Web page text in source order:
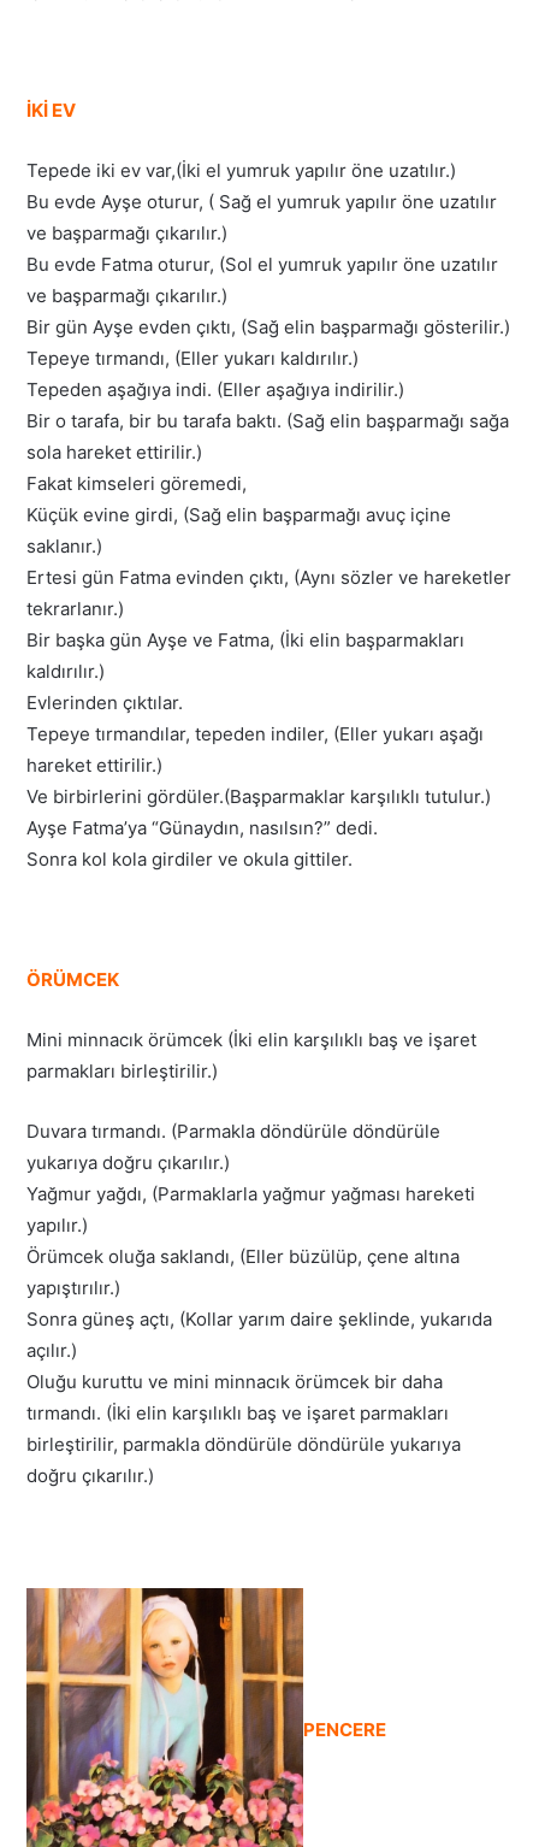
İKİ EV
Tepede iki ev var,(İki el yumruk yapılır öne uzatılır.)
Bu evde Ayşe oturur, ( Sağ el yumruk yapılır öne uzatılır
ve başparmağı çıkarılır.)
Bu evde Fatma oturur, (Sol el yumruk yapılır öne uzatılır
ve başparmağı çıkarılır.)
Bir gün Ayşe evden çıktı, (Sağ elin başparmağı gösterilir.)
Tepeye tırmandı, (Eller yukarı kaldırılır.)
Tepeden aşağıya indi. (Eller aşağıya indirilir.)
Bir o tarafa, bir bu tarafa baktı. (Sağ elin başparmağı sağa
sola hareket ettirilir.)
Fakat kimseleri göremedi,
Küçük evine girdi, (Sağ elin başparmağı avuç içine
saklanır.)
Ertesi gün Fatma evinden çıktı, (Aynı sözler ve hareketler
tekrarlanır.)
Bir başka gün Ayşe ve Fatma, (İki elin başparmakları
kaldırılır.)
Evlerinden çıktılar.
Tepeye tırmandılar, tepeden indiler, (Eller yukarı aşağı
hareket ettirilir.)
Ve birbirlerini gördüler.(Başparmaklar karşılıklı tutulur.)
Ayşe Fatma’ya “Günaydın, nasılsın?” dedi.
Sonra kol kola girdiler ve okula gittiler.
ÖRÜMCEK
Mini minnacık örümcek (İki elin karşılıklı baş ve işaret
parmakları birleştirilir.)
Duvara tırmandı. (Parmakla döndürüle döndürüle
yukarıya doğru çıkarılır.)
Yağmur yağdı, (Parmaklarla yağmur yağması hareketi
yapılır.)
Örümcek oluğa saklandı, (Eller büzülüp, çene altına
yapıştırılır.)
Sonra güneş açtı, (Kollar yarım daire şeklinde, yukarıda
açılır.)
Oluğu kuruttu ve mini minnacık örümcek bir daha
tırmandı. (İki elin karşılıklı baş ve işaret parmakları
birleştirilir, parmakla döndürüle döndürüle yukarıya
doğru çıkarılır.)
PENCERE